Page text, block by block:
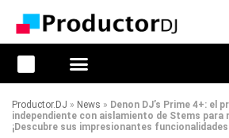
Productor.DJ » News » Denon DJ’s Prime 4+: el
independiente con aislamiento de Stems para
¡Descubre sus impresionantes